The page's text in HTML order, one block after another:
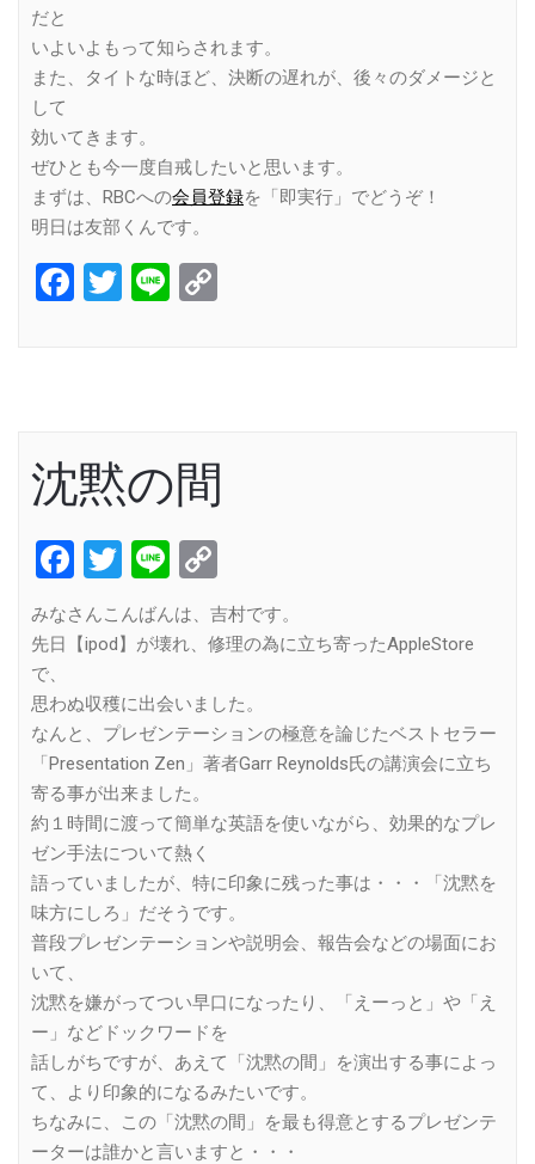
だと
いよいよもって知らされます。
また、タイトな時ほど、決断の遅れが、後々のダメージと
して
効いてきます。
ぜひとも今一度自戒したいと思います。
まずは、RBCへの会員登録を「即実行」でどうぞ！
明日は友部くんです。
Facebook
Twitter
Line
沈黙の間
Facebook
Twitter
Line
Link
みなさんこんばんは、吉村です。
先日【ipod】が壊れ、修理の為に立ち寄ったAppleStore
で、
思わぬ収穫に出会いました。
なんと、プレゼンテーションの極意を論じたベストセラー
「Presentation Zen」著者Garr Reynolds氏の講演会に立ち
寄る事が出来ました。
約１時間に渡って簡単な英語を使いながら、効果的なプレ
ゼン手法について熱く
語っていましたが、特に印象に残った事は・・・「沈黙を
味方にしろ」だそうです。
普段プレゼンテーションや説明会、報告会などの場面にお
いて、
沈黙を嫌がってつい早口になったり、「えーっと」や「え
ー」などドックワードを
話しがちですが、あえて「沈黙の間」を演出する事によっ
て、より印象的になるみたいです。
ちなみに、この「沈黙の間」を最も得意とするプレゼンテ
ーターは誰かと言いますと・・・